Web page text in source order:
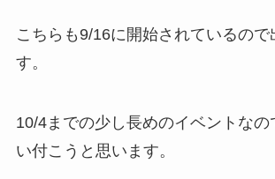
こちらも9/16に開始されているので
す。
10/4までの少し長めのイベントなの
い付こうと思います。